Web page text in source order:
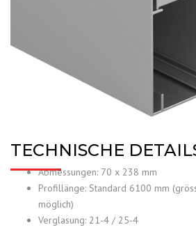
TECHNISCHE
Abmessungen: 70 x 238 mm
Profillänge: Standard 6100 mm
möglich)
Verglasung: 21-4 / 25-4